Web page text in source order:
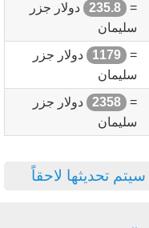
=
235.8
دولار جزر
سليمان
=
1179
دولار جزر
سليمان
=
2358
دولار جزر
سليمان
تحديثها لاحقاً